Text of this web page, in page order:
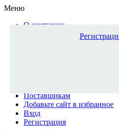
Меню
О компании
Доставка и оплата
Поставщикам
Добавьте сайт в избранное
Вход
Регистрация